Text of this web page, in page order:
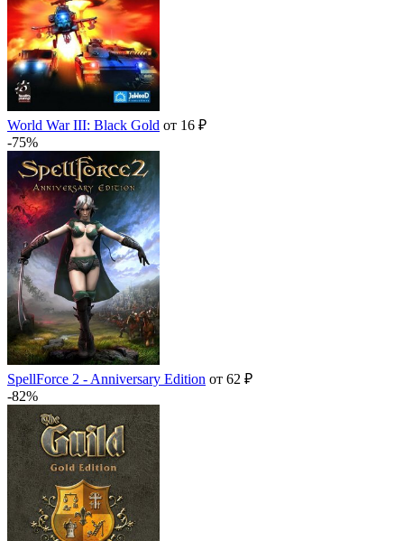
World War III: Black Gold от 16 ₽
-75%
SpellForce 2 - Anniversary Edition от 62 ₽
-82%